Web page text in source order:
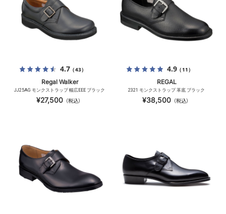
4.7（43）
Regal Walker
JJ25AG モンクストラップ 幅広EEE ブラック
¥27,500（税込）
4.9（11）
REGAL
2321 モンクストラップ 革底 ブラック
¥38,500（税込）